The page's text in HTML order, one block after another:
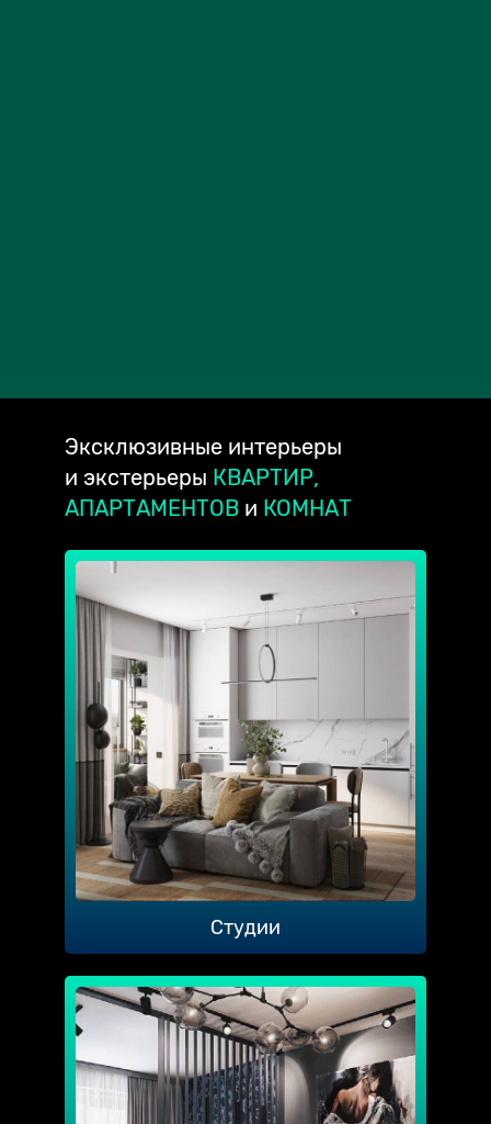
Эксклюзивные интерьеры
и экстерьеры КВАРТИР,
АПАРТАМЕНТОВ и КОМНАТ
Студии